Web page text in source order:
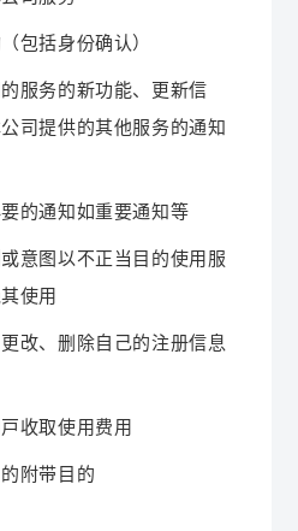
包括身份确认）
服务的新功能、更新信
司提供的其他服务的通知
的通知如重要通知等
意图以不正当目的使用服
使用
改、删除自己的注册信息
收取使用费用
附带目的